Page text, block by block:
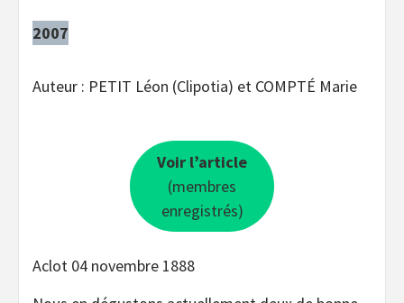
2007
Auteur : PETIT Léon (Clipotia) et COMPTÉ Marie
Voir l’article
(membres
enregistrés)
Aclot 04 novembre 1888